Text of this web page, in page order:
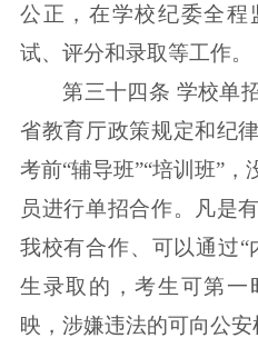
公正，在学校纪委全
试、评分和录取等工作。
第三十四条 学校单
省教育厅政策规定和纪
考前“辅导班”“培训班”
员进行单招合作。凡是
我校有合作、可以通过
生录取的，考生可第一
映，涉嫌违法的可向公安